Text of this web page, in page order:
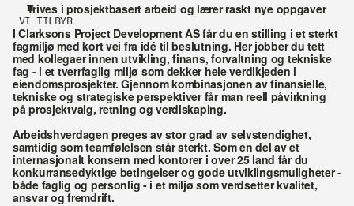
Trives i prosjektbasert arbeid og lærer raskt nye oppgaver
VI TILBYR
I Clarksons Project Development AS får du en stilling i et sterkt
fagmiljø med kort vei fra idé til beslutning. Her jobber du tett
med kollegaer innen utvikling, finans, forvaltning og tekniske
fag - i et tverrfaglig miljø som dekker hele verdikjeden i
eiendomsprosjekter. Gjennom kombinasjonen av finansielle,
tekniske og strategiske perspektiver får man reell påvirkning
på prosjektvalg, retning og verdiskaping.
Arbeidshverdagen preges av stor grad av selvstendighet,
samtidig som teamfølelsen står sterkt. Som en del av et
internasjonalt konsern med kontorer i over 25 land får du
konkurransedyktige betingelser og gode utviklingsmuligheter -
både faglig og personlig - i et miljø som verdsetter kvalitet,
ansvar og fremdrift.